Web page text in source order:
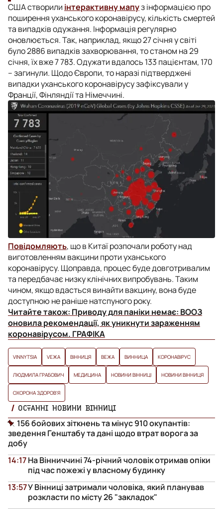
США створили інтерактивну мапуз інформацією про
поширення уханського коронавірусу, кількість смертей
та випадків одужання. Інформація регулярно
оновлюється. Так, наприклад, якщо 27 січня у світі
було 2886 випадків захворювання, то станом на 29
січня, їх вже 7 783. Одужати вдалось 133 пацієнтам, 170
– загинули. Щодо Європи, то наразі підтверджені
випадки уханського коронавірусу зафіксували у
Франції, Фінляндії та Німеччині.
Повідомляють, що в Китаї розпочали роботу над
виготовленням вакцини проти уханського
коронавірусу. Щоправда, процес буде довготривалим
та передбачає низку клінічних випробувань. Таким
чином, якщо вдасться винайти вакцину, вона буде
доступною не раніше натспуного року.
Читайте також: Приводу для паніки немає: ВООЗ
оновила рекомендації, як уникнути зараженням
коронавірусом. ГРАФІКА
VINNYTSIA VЕЖА ВІННИЦЯ ВЕЖА ВИННИЦА КОРОНАВІРУС
ЛЮДМИЛА ГРАБОВИЧ МЕДИЦИНА НОВИНИ ВІННИЦІ НОВИНИ ВІННИЦЯ
ОХОРОНА ЗДОРОВ'Я
ОСТАННІ НОВИНИ ВІННИЦІ
156 бойових зіткнень та мінус 910 окупантів:
зведення Генштабу та дані щодо втрат ворога за
добу
На Вінниччині 74-річний чоловік отримав опіки
під час пожежі у власному будинку
14:17
У Вінниці затримали чоловіка, який планував
розкласти по місту 26 "закладок"
13:57